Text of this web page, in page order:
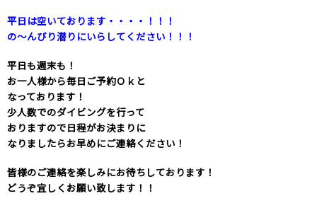
平日は空いております・・・・！！！
の～んびり潜りにいらしてください！！！
平日も週末も！
お一人様から毎日ご予約Ｏｋと
なっております！
少人数でのダイビングを行って
おりますので日程がお決まりに
なりましたらお早めにご連絡ください！
皆様のご連絡を楽しみにお待ちしております！
どうぞ宜しくお願い致します！！